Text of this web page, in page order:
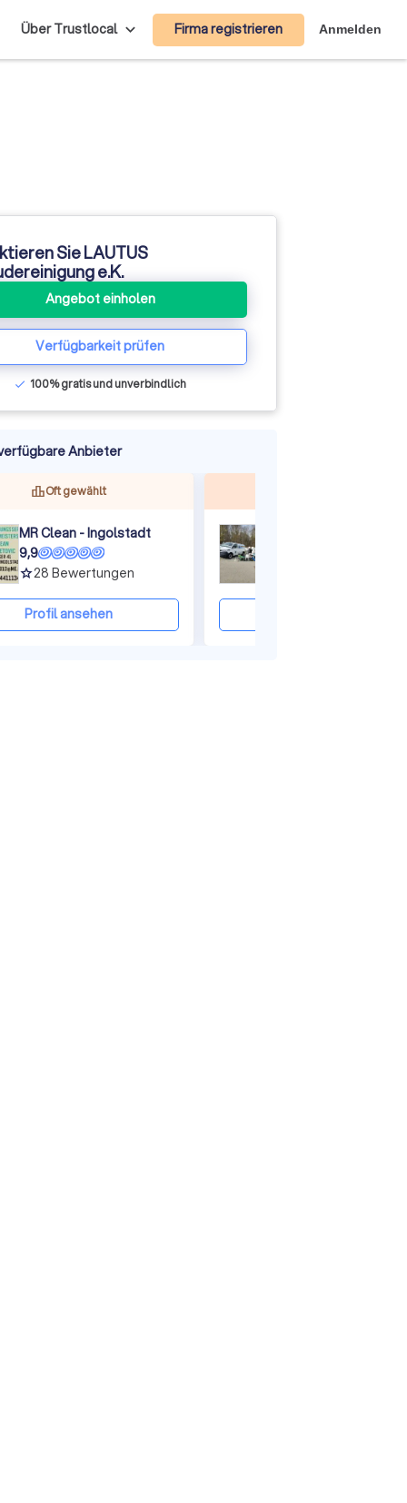
Über Trustlocal Firma registrieren Anmelden
Sie LAUTUS
e.K.
Angebot einholen
Verfügbarkeit prüfen
check 100% gratis und unverbindlich
Anbieter
Oft gewählt
MR Clean - Ingolstadt
9,9
grade28 Bewertungen
Profil ansehen